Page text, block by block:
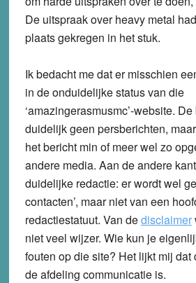
De uitspraak over heavy metal
plaats gekregen in het stuk.
Ik bedacht me dat er misschien
in de onduidelijke status van die
‘amazingerasmusmc’-website.
duidelijk geen persberichten,
het bericht min of meer wel zo
andere media. Aan de andere
duidelijke redactie: er wordt wel
contacten’, maar niet van een
redactiestatuut. Van dedisclaimer
niet veel wijzer. Wie kun je
fouten op die site? Het lijkt mij dat
de afdeling communicatie is.